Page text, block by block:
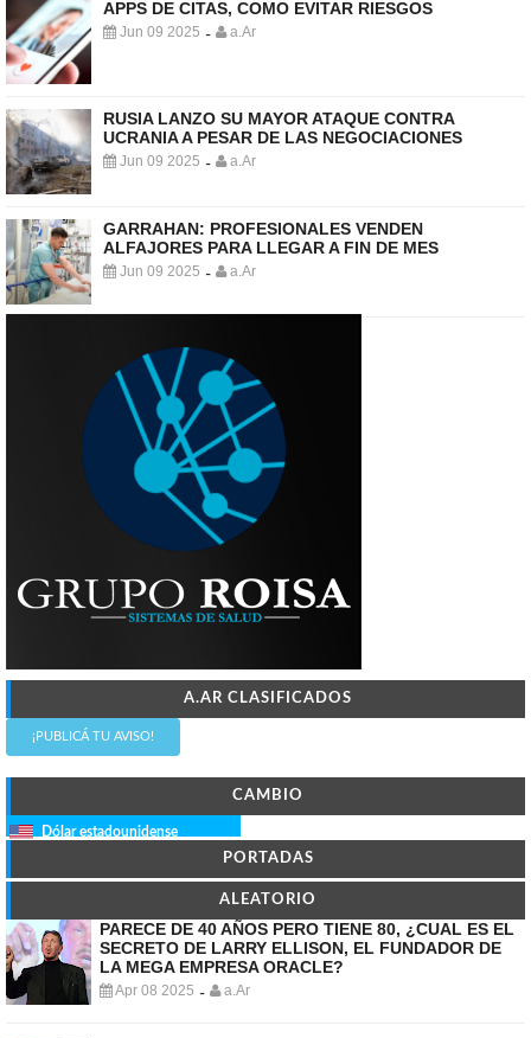
APPS DE CITAS, COMO EVITAR RIESGOS
Jun 09 2025 - a.Ar
RUSIA LANZO SU MAYOR ATAQUE CONTRA
UCRANIA A PESAR DE LAS NEGOCIACIONES
Jun 09 2025 - a.Ar
GARRAHAN: PROFESIONALES VENDEN
ALFAJORES PARA LLEGAR A FIN DE MES
Jun 09 2025 - a.Ar
A.AR CLASIFICADOS
¡PUBLICÁ TU AVISO!
CAMBIO
Dólar estadounidense
PORTADAS
ALEATORIO
PARECE DE 40 AÑOS PERO TIENE 80, ¿CUAL ES EL
SECRETO DE LARRY ELLISON, EL FUNDADOR DE
LA MEGA EMPRESA ORACLE?
Apr 08 2025 - a.Ar